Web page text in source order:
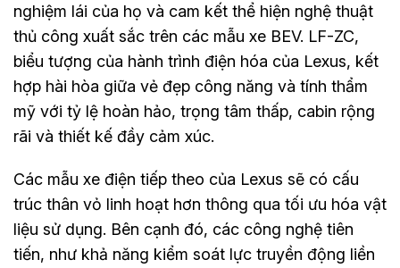
nghiệm lái của họ và cam kết thể hiện nghệ thuật
thủ công xuất sắc trên các mẫu xe BEV. LF-ZC,
biểu tượng của hành trình điện hóa của Lexus, kết
hợp hài hòa giữa vẻ đẹp công năng và tính thẩm
mỹ với tỷ lệ hoàn hảo, trọng tâm thấp, cabin rộng
rãi và thiết kế đầy cảm xúc.
Các mẫu xe điện tiếp theo của Lexus sẽ có cấu
trúc thân vỏ linh hoạt hơn thông qua tối ưu hóa vật
liệu sử dụng. Bên cạnh đó, các công nghệ tiên
tiến, như khả năng kiểm soát lực truyền động liền